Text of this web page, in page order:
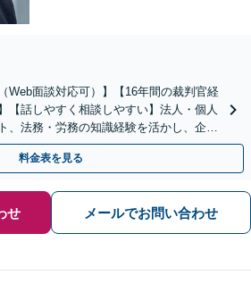
Web面談対応可）】【16年間の裁判官経
【話しやすく相談しやすい】法人・個人
、法務・労務の知識経験を活かし、企業
尽力します。
料金表を見る
せ メールでお問い合わせ